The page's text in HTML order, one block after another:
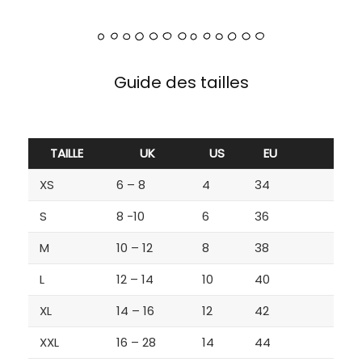
Guide des tailles
TAILLE UK US
EU
XS
6 – 8 4
34
S
8 -10 6
36
M
10 – 12 8
38
L
12 – 14 10
40
XL
14 – 16 12
42
XXL
16 – 28 14 44